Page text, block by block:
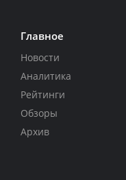
Главное
Новости
Аналитика
Рейтинги
Обзоры
Архив